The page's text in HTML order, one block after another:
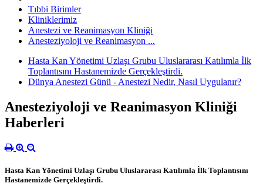
Tıbbi Birimler
Kliniklerimiz
Anestezi ve Reanimasyon Kliniği
Anesteziyoloji ve Reanimasyon ...
Hasta Kan Yönetimi Uzlaşı Grubu Uluslararası Katılımla İlk
Toplantısını Hastanemizde Gerçekleştirdi.
Dünya Anestezi Günü - Anestezi Nedir, Nasıl Uygulanır?
Anesteziyoloji ve Reanimasyon Kliniği
Haberleri
Hasta Kan Yönetimi Uzlaşı Grubu Uluslararası Katılımla İlk Toplantısını
Hastanemizde Gerçekleştirdi.